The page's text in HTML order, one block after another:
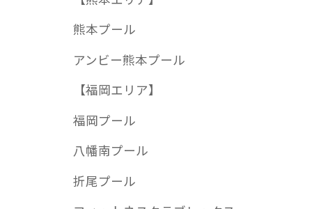
熊本プール
アンビー熊本プール
【福岡エリア】
福岡プール
八幡南プール
折尾プール